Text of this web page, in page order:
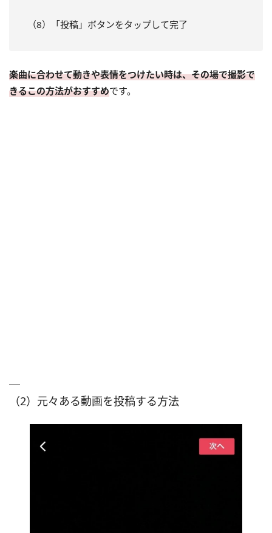
（8）「投稿」ボタンをタップして完了
楽曲に合わせて動きや表情をつけたい時は、その場で撮影で
きるこの方法がおすすめです。
（2）元々ある動画を投稿する方法